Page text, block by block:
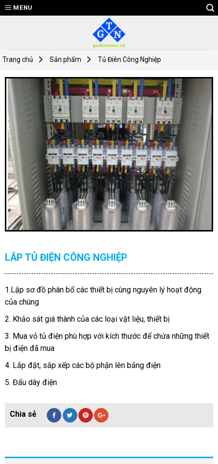
Skip
to
MENU
Trang chủ Sản phẩm Tủ Điên Công Nghiệp
LẮP TỦ ĐIỆN CÔNG NGHIỆP
1.Lập sơ đồ phân bổ các thiết bị cùng nguyên lý hoạt động
của chúng
2. Khảo sát giá thành của các loại vật liệu, thiết bị
3. Mua vỏ tủ điện phù hợp với kích thước để chứa những thiết
bị điện đã mua
4. Lắp đặt, sắp xếp các bộ phận lên bảng điện
5. Đấu dây điện